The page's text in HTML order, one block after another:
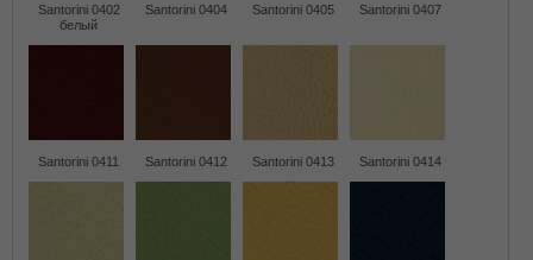
Santorini 0402
белый
Santorini 0404 Santorini 0405 Santorini 0407
Santorini 0411 Santorini 0412 Santorini 0413 Santorini 0414